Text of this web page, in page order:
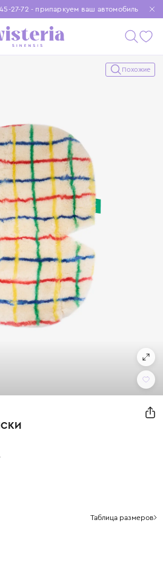
27-72 - припаркуем ваш автомобиль
при заказе от 15 000 ₽
чтобы покупки были еще удобнее
Похожие
Таблица размеров